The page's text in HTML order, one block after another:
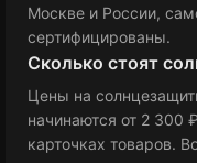
Москве и России,
сертифицированы.
Сколько стоят
Цены на
начинаются от 2 300 ₽
карточках товаров.